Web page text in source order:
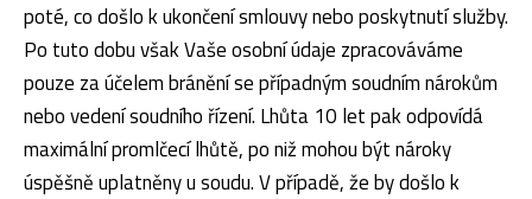
poté, co došlo k ukončení smlouvy nebo poskytnutí služby.
Po tuto dobu však Vaše osobní údaje zpracováváme
pouze za účelem bránění se případným soudním nárokům
nebo vedení soudního řízení. Lhůta 10 let pak odpovídá
maximální promlčecí lhůtě, po niž mohou být nároky
úspěšně uplatněny u soudu. V případě, že by došlo k